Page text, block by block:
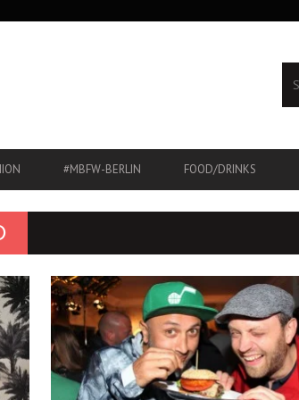
#MBFW-BERLIN FOOD/DRINKS